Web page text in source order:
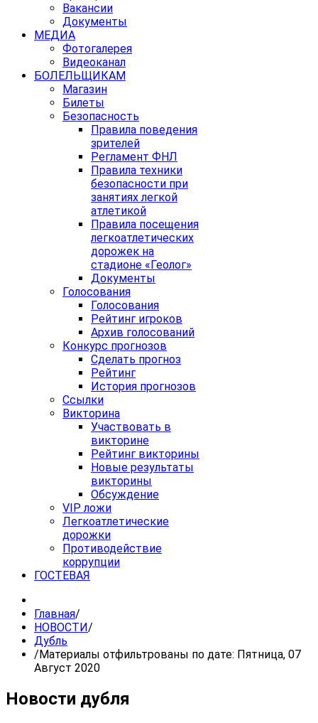
Вакансии
Документы
МЕДИА
Фотогалерея
Видеоканал
БОЛЕЛЬЩИКАМ
Магазин
Билеты
Безопасность
Правила поведения
зрителей
Регламент ФНЛ
Правила техники
безопасности при
занятиях легкой
атлетикой
Правила посещения
легкоатлетических
дорожек на
стадионе «Геолог»
Документы
Голосования
Голосования
Рейтинг игроков
Архив голосований
Конкурс прогнозов
Сделать прогноз
Рейтинг
История прогнозов
Ссылки
Викторина
Участвовать в
викторине
Рейтинг викторины
Новые результаты
викторины
Обсуждение
VIP ложи
Легкоатлетические
дорожки
Противодействие
коррупции
ГОСТЕВАЯ
Главная/
НОВОСТИ/
Дубль
/ Материалы отфильтрованы по дате: Пятница, 07
Август 2020
Новости дубля